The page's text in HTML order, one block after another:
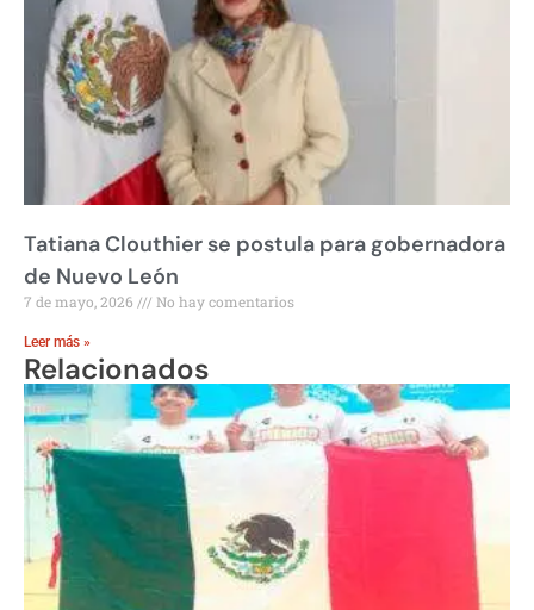
Tatiana Clouthier se postula para gobernadora
de Nuevo León
7 de mayo, 2026 No hay comentarios
Leer más »
Relacionados